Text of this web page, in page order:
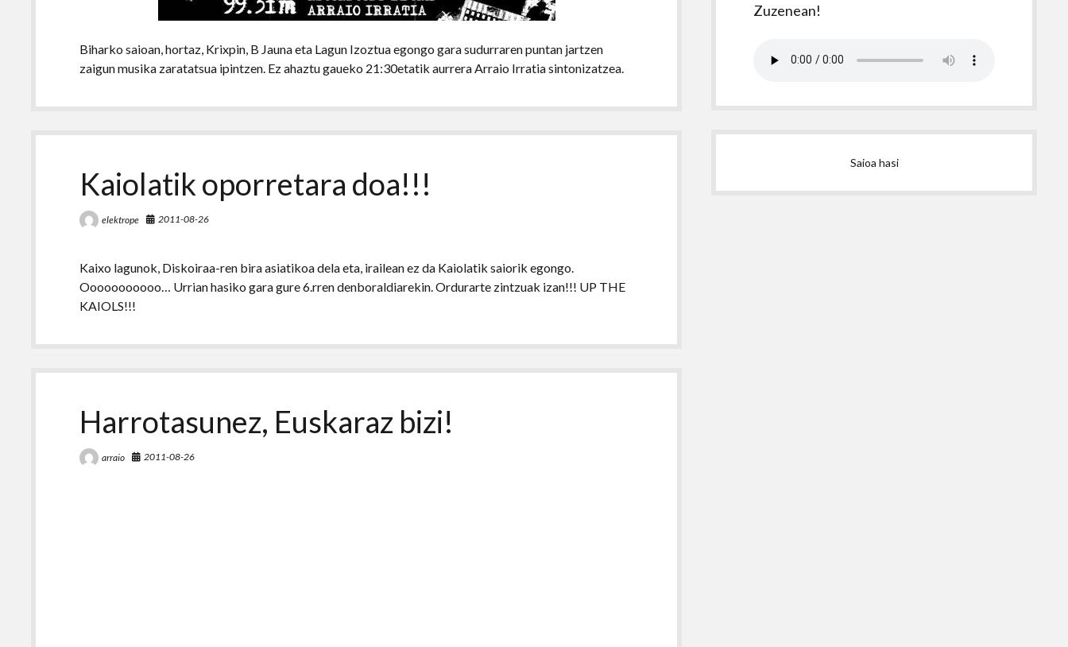
Biharko saioan, hortaz, Krixpin, B Jauna eta Lagun Izoztua egongo gara sudurraren puntan jartzen
zaigun musika zaratatsua ipintzen. Ez ahaztu gaueko 21:30etatik aurrera Arraio Irratia sintonizatzea.
Kaiolatik oporretara doa!!!
elektrope 2011-08-26
Kaixo lagunok, Diskoiraa-ren bira asiatikoa dela eta, irailean ez da Kaiolatik saiorik egongo.
Ooooooooooo… Urrian hasiko gara gure 6.rren denboraldiarekin. Ordurarte zintzuak izan!!! UP THE
KAIOLS!!!
Harrotasunez, Euskaraz bizi!
arraio 2011-08-26
Zuzenean!
Saioa hasi